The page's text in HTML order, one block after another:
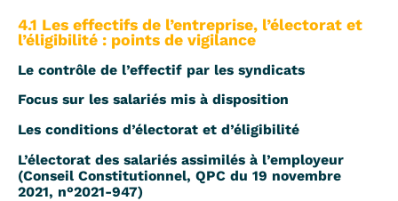
4.1 Les effectifs de l’entreprise, l’électorat et
l’éligibilité : points de vigilance
Le contrôle de l’effectif par les syndicats
Focus sur les salariés mis à disposition
Les conditions d’électorat et d’éligibilité
L’électorat des salariés assimilés à l’employeur
(Conseil Constitutionnel, QPC du 19 novembre
2021, n°2021-947)